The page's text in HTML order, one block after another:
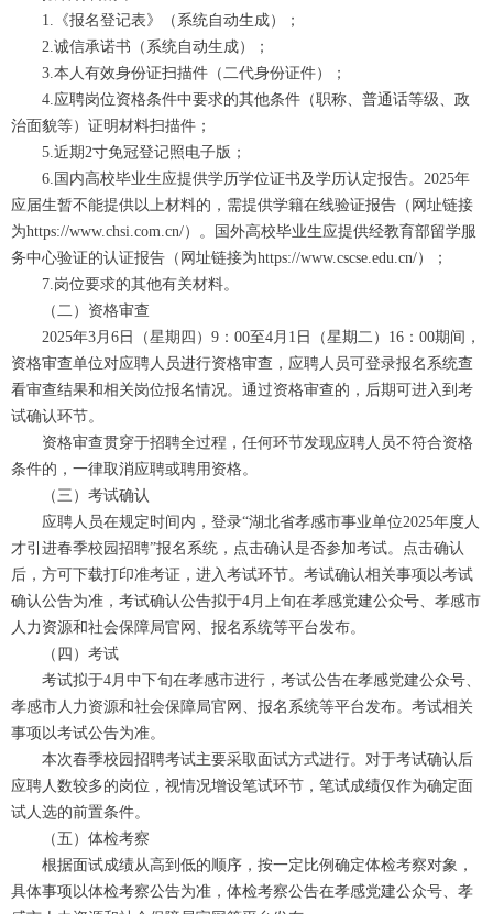
1.《报名登记表》（系统自动生成）；
2.诚信承诺书（系统自动生成）；
3.本人有效身份证扫描件（二代身份证件）；
4.应聘岗位资格条件中要求的其他条件（职称、普通话等级、政
治面貌等）证明材料扫描件；
5.近期2寸免冠登记照电子版；
6.国内高校毕业生应提供学历学位证书及学历认定报告。2025年
应届生暂不能提供以上材料的，需提供学籍在线验证报告（网址链接
为https://www.chsi.com.cn/）。国外高校毕业生应提供经教育部留学服
务中心验证的认证报告（网址链接为https://www.cscse.edu.cn/）；
7.岗位要求的其他有关材料。
（二）资格审查
2025年3月6日（星期四）9：00至4月1日（星期二）16：00期间，
资格审查单位对应聘人员进行资格审查，应聘人员可登录报名系统查
看审查结果和相关岗位报名情况。通过资格审查的，后期可进入到考
试确认环节。
资格审查贯穿于招聘全过程，任何环节发现应聘人员不符合资格
条件的，一律取消应聘或聘用资格。
（三）考试确认
应聘人员在规定时间内，登录“湖北省孝感市事业单位2025年度人
才引进春季校园招聘”报名系统，点击确认是否参加考试。点击确认
后，方可下载打印准考证，进入考试环节。考试确认相关事项以考试
确认公告为准，考试确认公告拟于4月上旬在孝感党建公众号、孝感市
人力资源和社会保障局官网、报名系统等平台发布。
（四）考试
考试拟于4月中下旬在孝感市进行，考试公告在孝感党建公众号、
孝感市人力资源和社会保障局官网、报名系统等平台发布。考试相关
事项以考试公告为准。
本次春季校园招聘考试主要采取面试方式进行。对于考试确认后
应聘人数较多的岗位，视情况增设笔试环节，笔试成绩仅作为确定面
试人选的前置条件。
（五）体检考察
根据面试成绩从高到低的顺序，按一定比例确定体检考察对象，
具体事项以体检考察公告为准，体检考察公告在孝感党建公众号、孝